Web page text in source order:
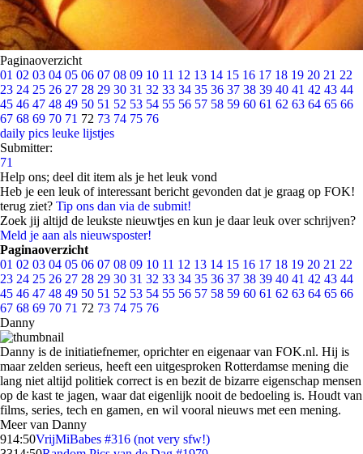
Paginaoverzicht
01 02 03 04 05 06 07 08 09 10 11 12 13 14 15 16 17 18 19 20 21 22
23 24 25 26 27 28 29 30 31 32 33 34 35 36 37 38 39 40 41 42 43 44
45 46 47 48 49 50 51 52 53 54 55 56 57 58 59 60 61 62 63 64 65 66
67 68 69 70 71 72 73 74 75 76
daily pics leuke lijstjes
Submitter:
71
Help ons; deel dit item als je het leuk vond
Heb je een leuk of interessant bericht gevonden dat je graag op FOK!
terug ziet? Tip ons dan via de submit!
Zoek jij altijd de leukste nieuwtjes en kun je daar leuk over schrijven?
Meld je aan als nieuwsposter!
Paginaoverzicht
01 02 03 04 05 06 07 08 09 10 11 12 13 14 15 16 17 18 19 20 21 22
23 24 25 26 27 28 29 30 31 32 33 34 35 36 37 38 39 40 41 42 43 44
45 46 47 48 49 50 51 52 53 54 55 56 57 58 59 60 61 62 63 64 65 66
67 68 69 70 71 72 73 74 75 76
Danny
Danny is de initiatiefnemer, oprichter en eigenaar van FOK.nl. Hij is
maar zelden serieus, heeft een uitgesproken Rotterdamse mening die
lang niet altijd politiek correct is en bezit de bizarre eigenschap mensen
op de kast te jagen, waar dat eigenlijk nooit de bedoeling is. Houdt van
films, series, tech en gamen, en wil vooral nieuws met een mening.
Meer van Danny
914:50VrijMiBabes #316 (not very sfw!)